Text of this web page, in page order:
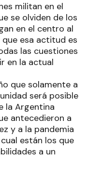
militan en el
se olviden de los
en el centro al
esa actitud es
las cuestiones
en la actual
que solamente a
será posible
la Argentina
antecedieron a
y a la pandemia
están los que
a un